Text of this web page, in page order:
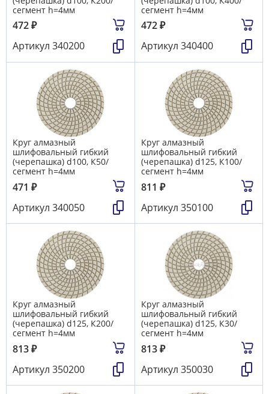
сегмент h=4мм
472₽
Артикул 340200
сегмент h=4мм
472₽
Артикул 340400
Круг алмазный
шлифовальный гибкий
(черепашка) d100, К50/
сегмент h=4мм
471 ₽
Артикул 340050
Круг алмазный
шлифовальный гибкий
(черепашка) d125, К100/
сегмент h=4мм
811 ₽
Артикул 350100
Круг алмазный
шлифовальный гибкий
(черепашка) d125, К200/
сегмент h=4мм
813₽
Артикул 350200
Круг алмазный
шлифовальный гибкий
(черепашка) d125, К30/
сегмент h=4мм
813₽
Артикул 350030